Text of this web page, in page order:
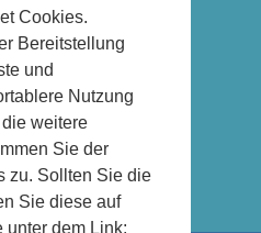
Cookies.
Bereitstellung
und
Nutzung
weitere
Sie der
zu. Sollten Sie die
Sie diese auf
unter dem Link: